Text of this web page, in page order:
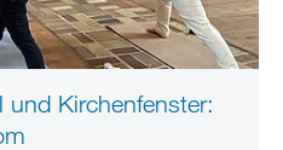
und Kirchenfenster: